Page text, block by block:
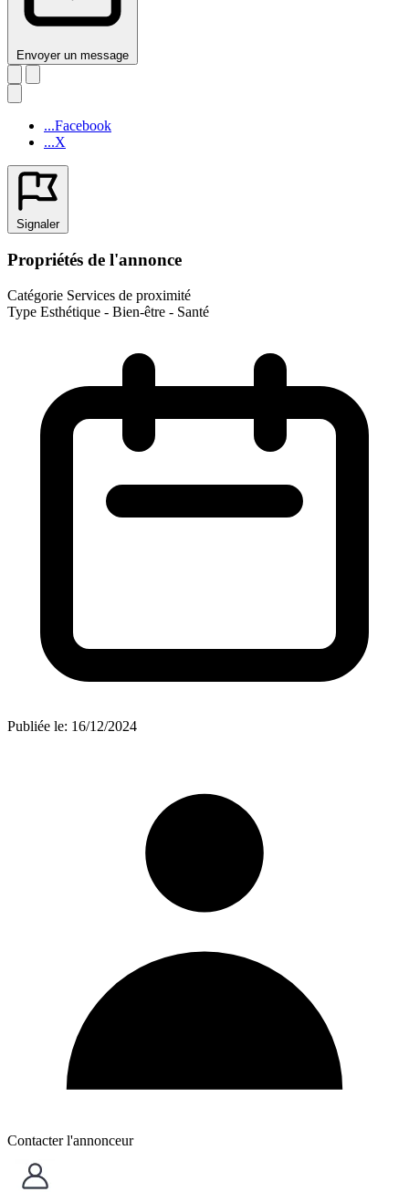
Envoyer un message
...Facebook
...X
Signaler
Propriétés de l'annonce
Catégorie Services de proximité
Type Esthétique - Bien-être - Santé
Publiée le: 16/12/2024
Contacter l'annonceur